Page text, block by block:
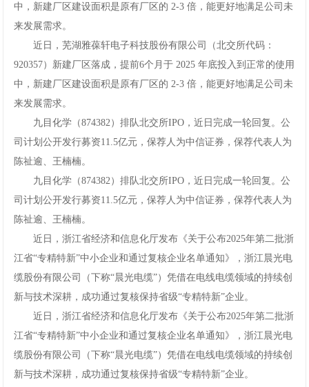
中，新建厂区建设面积是原有厂区的2-3倍，能更好地满足公司未
来发展需求。
近日，芜湖雅葆轩电子科技股份有限公司（北交所代码：
920357）新建厂区落成，提前6个月于2025年底投入到正常的使用
中，新建厂区建设面积是原有厂区的2-3倍，能更好地满足公司未
来发展需求。
九目化学（874382）排队北交所IPO，近日完成一轮回复。公
司计划公开发行募资11.5亿元，保荐人为中信证券，保荐代表人为
陈祉逾、王楠楠。
九目化学（874382）排队北交所IPO，近日完成一轮回复。公
司计划公开发行募资11.5亿元，保荐人为中信证券，保荐代表人为
陈祉逾、王楠楠。
近日，浙江省经济和信息化厅发布《关于公布2025年第二批浙
江省“专精特新”中小企业和通过复核企业名单通知》，浙江晨光电
缆股份有限公司（下称“晨光电缆”）凭借在电线电缆领域的持续创
新与技术深耕，成功通过复核保持省级“专精特新”企业。
近日，浙江省经济和信息化厅发布《关于公布2025年第二批浙
江省“专精特新”中小企业和通过复核企业名单通知》，浙江晨光电
缆股份有限公司（下称“晨光电缆”）凭借在电线电缆领域的持续创
新与技术深耕，成功通过复核保持省级“专精特新”企业。